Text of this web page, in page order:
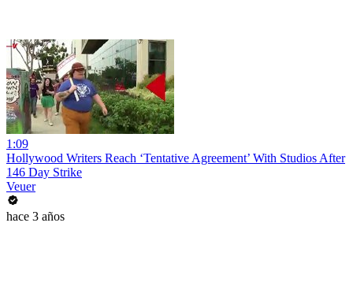
1:09
Hollywood Writers Reach ‘Tentative Agreement’ With Studios After
146 Day Strike
Veuer
hace 3 años